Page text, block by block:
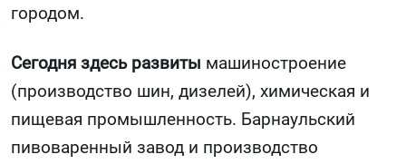
городом.
Сегодня здесь развиты машиностроение
(производство шин, дизелей), химическая и
пищевая промышленность. Барнаульский
пивоваренный завод и производство